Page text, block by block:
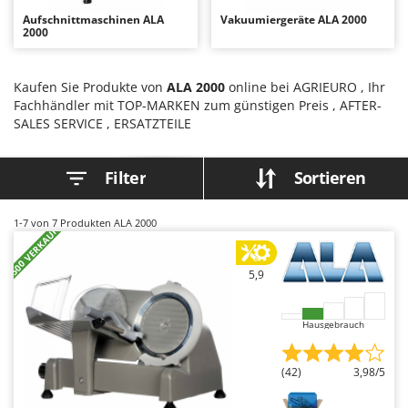
Astscheren
Aufschnittmaschinen
Auslegemulcher für Traktoren
Äxte - Beile und Spalthammer
B
Balkenmäher
Bandsägen
Batterieladegeräte - Starthilfegeräte
Baum- und Astscheren - manuell
Baumscheren - pneumatisch
Baumstumpffräsen
Bindezangen - elektrisch
Bodenfräsen für Traktor
Ambrogio Robot
Archman
Arco
Argo
Ariete
Artus
Ausonia
Awelco
Baesso
Bahco
Aufschnittmaschinen ALA
2000
Vakuumiergeräte ALA 2000
Kaufen Sie Produkte von ALA 2000 online bei AGRIEURO , Ihr
Fachhändler mit TOP-MARKEN zum günstigen Preis , AFTER-
SALES SERVICE , ERSATZTEILE
Filter Sortieren
1-7 von 7 Produkten ALA 2000
+500 VERKAUFT 5,9
Hausgebrauch
(42) 3,98/5